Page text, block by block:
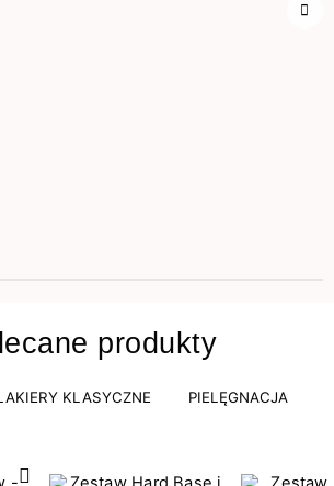
produkty
KLASYCZNE PIELĘGNACJA